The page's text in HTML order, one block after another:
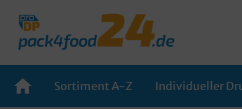
Sortiment A-Z Individueller